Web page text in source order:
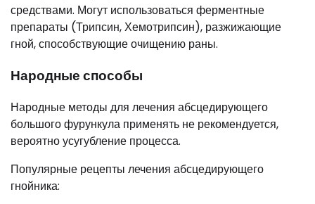
средствами. Могут использоваться ферментные
препараты (Трипсин, Хемотрипсин), разжижающие
гной, способствующие очищению раны.
Народные способы
Народные методы для лечения абсцедирующего
большого фурункула применять не рекомендуется,
вероятно усугубление процесса.
Популярные рецепты лечения абсцедирующего
гнойника: